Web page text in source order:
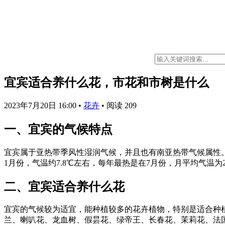
宜宾适合养什么花，市花和市树是什么
2023年7月20日 16:00 • 花卉 • 阅读 209
一、宜宾的气候特点
宜宾属于亚热带季风性湿润气候，并且也有南亚热带气候属
1月份，气温约7.8℃左右，每年最热是在7月份，月平均气温
二、宜宾适合养什么花
宜宾的气候较为适宜，能种植较多的花卉植物，特别是适合
兰、喇叭花、龙血树、假昙花、绿帝王、长春花、茉莉花、